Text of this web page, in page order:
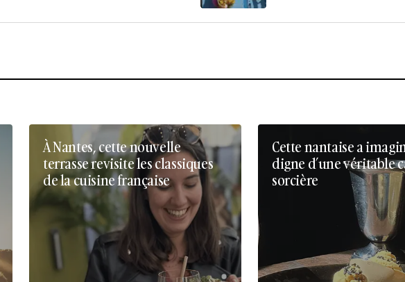
À Nantes, cette nouvelle
terrasse revisite les classiques
de la cuisine française
Cette nantaise a
digne d’une véritable
sorcière